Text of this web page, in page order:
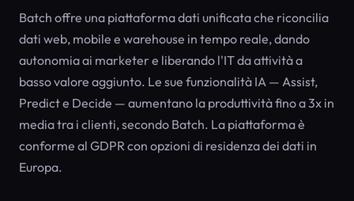
Batch offre una piattaforma dati unificata che riconcilia
dati web, mobile e warehouse in tempo reale, dando
autonomia ai marketer e liberando l'IT da attività a
basso valore aggiunto. Le sue funzionalità IA — Assist,
Predict e Decide — aumentano la produttività fino a 3x in
media tra i clienti, secondo Batch. La piattaforma è
conforme al GDPR con opzioni di residenza dei dati in
Europa.